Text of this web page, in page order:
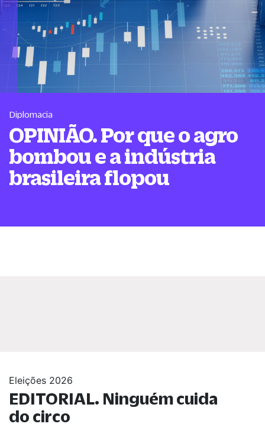
Diplomacia
OPINIÃO. Por que o agro
bombou e a indústria
brasileira flopou
Eleições 2026
EDITORIAL. Ninguém cuida
do circo